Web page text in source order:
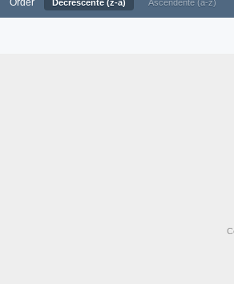
Order Decrescente (z-a) Ascendente (a-z)